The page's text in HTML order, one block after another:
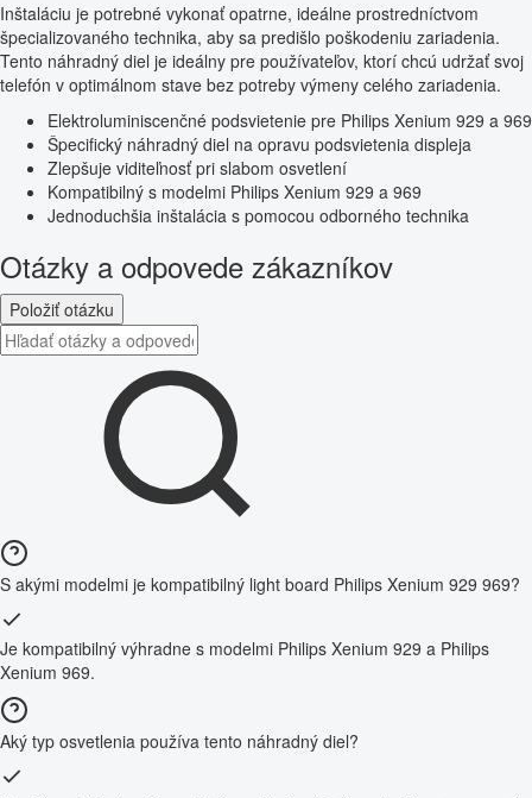
Inštaláciu je potrebné vykonať opatrne, ideálne prostredníctvom
špecializovaného technika, aby sa predišlo poškodeniu zariadenia.
Tento náhradný diel je ideálny pre používateľov, ktorí chcú udržať svoj
telefón v optimálnom stave bez potreby výmeny celého zariadenia.
Elektroluminiscenčné podsvietenie pre Philips Xenium 929 a 969
Špecifický náhradný diel na opravu podsvietenia displeja
Zlepšuje viditeľnosť pri slabom osvetlení
Kompatibilný s modelmi Philips Xenium 929 a 969
Jednoduchšia inštalácia s pomocou odborného technika
Otázky a odpovede zákazníkov
Položiť otázku
S akými modelmi je kompatibilný light board Philips Xenium 929 969?
Je kompatibilný výhradne s modelmi Philips Xenium 929 a Philips
Xenium 969.
Aký typ osvetlenia používa tento náhradný diel?